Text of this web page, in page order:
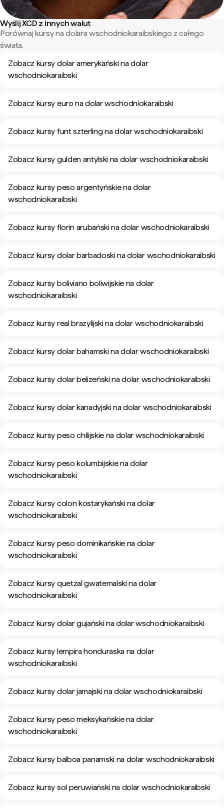
Wyślij XCD z innych walut
Porównaj kursy na dolara wschodniokaraibskiego z całego
świata.
Zobacz kursy dolar amerykański na dolar
wschodniokaraibski
Zobacz kursy euro na dolar wschodniokaraibski
Zobacz kursy funt szterling na dolar wschodniokaraibski
Zobacz kursy gulden antylski na dolar wschodniokaraibski
Zobacz kursy peso argentyńskie na dolar
wschodniokaraibski
Zobacz kursy florin arubański na dolar wschodniokaraibski
Zobacz kursy dolar barbadoski na dolar wschodniokaraibski
Zobacz kursy boliviano boliwijskie na dolar
wschodniokaraibski
Zobacz kursy real brazylijski na dolar wschodniokaraibski
Zobacz kursy dolar bahamski na dolar wschodniokaraibski
Zobacz kursy dolar belizeński na dolar wschodniokaraibski
Zobacz kursy dolar kanadyjski na dolar wschodniokaraibski
Zobacz kursy peso chilijskie na dolar wschodniokaraibski
Zobacz kursy peso kolumbijskie na dolar
wschodniokaraibski
Zobacz kursy colon kostarykański na dolar
wschodniokaraibski
Zobacz kursy peso dominikańskie na dolar
wschodniokaraibski
Zobacz kursy quetzal gwatemalski na dolar
wschodniokaraibski
Zobacz kursy dolar gujański na dolar wschodniokaraibski
Zobacz kursy lempira honduraska na dolar
wschodniokaraibski
Zobacz kursy dolar jamajski na dolar wschodniokaraibski
Zobacz kursy peso meksykańskie na dolar
wschodniokaraibski
Zobacz kursy balboa panamski na dolar wschodniokaraibski
Zobacz kursy sol peruwiański na dolar wschodniokaraibski